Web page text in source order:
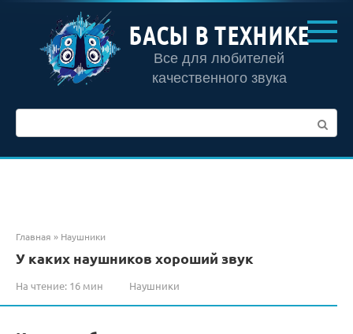
контенту
БАСЫ В ТЕХНИКЕ
Все для любителей
качественного звука
Главная » Наушники
У каких наушников хороший звук
На чтение: 16 мин Наушники